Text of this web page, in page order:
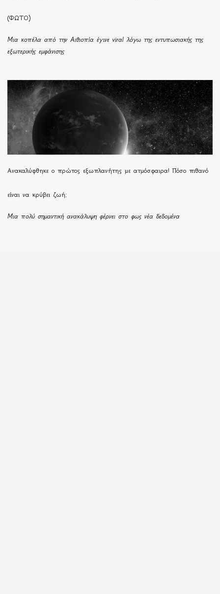
(ΦΩΤΟ)
Μια κοπέλα από την Αιθιοπία έγινε viral λόγω της εντυπωσιακής της
εξωτερικής εμφάνισης
Ανακαλύφθηκε ο πρώτος εξωπλανήτης με ατμόσφαιρα! Πόσο πιθανό
είναι να κρύβει ζωή;
Μια πολύ σημαντική ανακάλυψη φέρνει στο φως νέα δεδομένα